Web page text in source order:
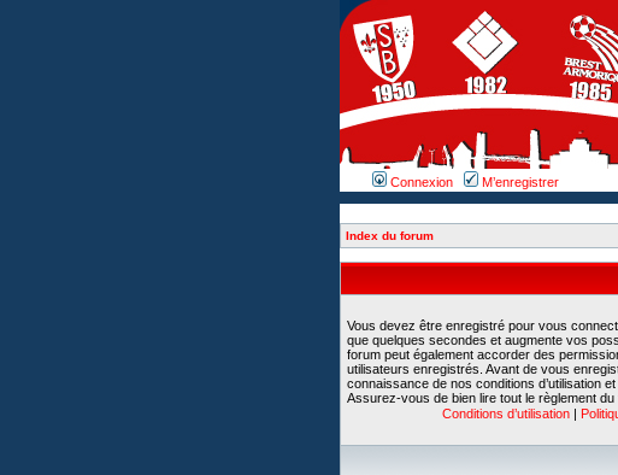
Connexion M’enregistrer
Index du forum
Vous devez être enregistré pour vous
que quelques secondes et augmente vos
forum peut également accorder des
utilisateurs enregistrés. Avant de vous
connaissance de nos conditions d’utilisation
Assurez-vous de bien lire tout le règlement du
Conditions d’utilisation |